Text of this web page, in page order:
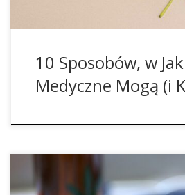
10 Sposobów, w
Medyczne Mogą (i